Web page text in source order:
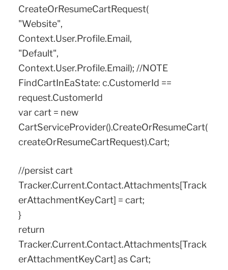
CreateOrResumeCartRequest(
"Website",
Context.User.Profile.Email,
"Default",
Context.User.Profile.Email); //NOTE
FindCartInEaState: c.CustomerId ==
request.CustomerId
var cart = new
CartServiceProvider().CreateOrResumeCart(
createOrResumeCartRequest).Cart;
//persist cart
Tracker.Current.Contact.Attachments[Track
erAttachmentKeyCart] = cart;
}
return
Tracker.Current.Contact.Attachments[Track
erAttachmentKeyCart] as Cart;